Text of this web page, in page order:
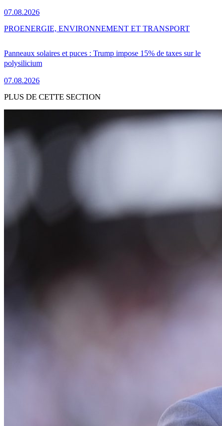
07.08.2026
Panneaux solaires et puces : Trump impose 15% de taxes sur le
polysilicium
07.08.2026
PROENERGIE, ENVIRONNEMENT ET TRANSPORT
PLUS DE CETTE SECTION